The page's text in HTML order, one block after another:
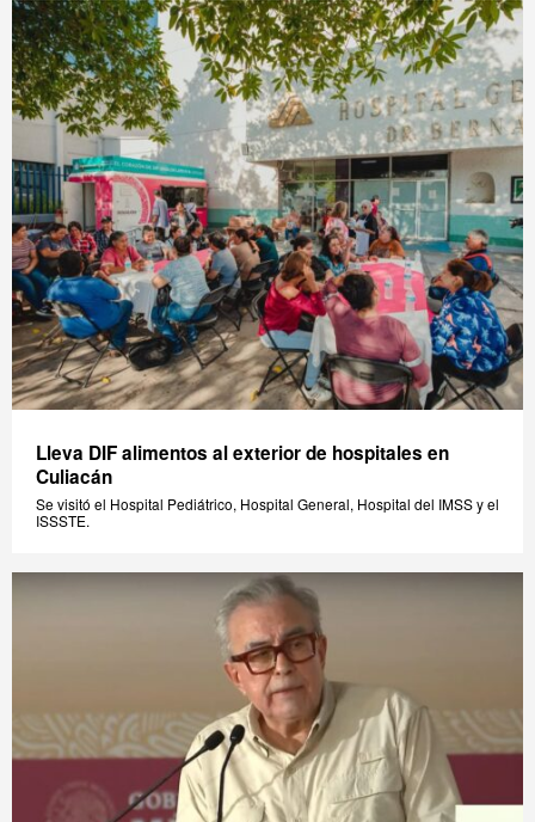
Lleva DIF alimentos al exterior de hospitales en
Culiacán
Se visitó el Hospital Pediátrico, Hospital General, Hospital del IMSS y el
ISSSTE.